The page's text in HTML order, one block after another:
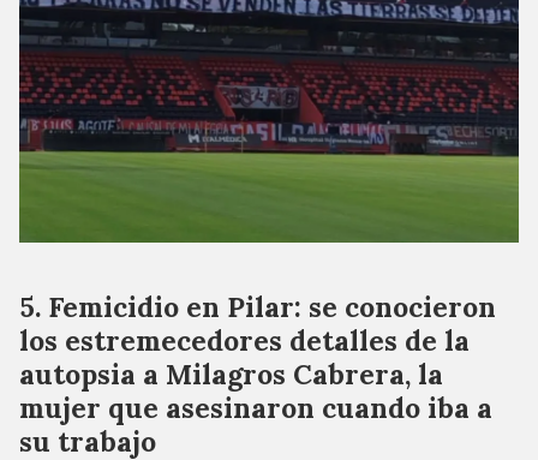
Femicidio en Pilar: se conocieron
los estremecedores detalles de la
autopsia a Milagros Cabrera, la
mujer que asesinaron cuando iba a
su trabajo